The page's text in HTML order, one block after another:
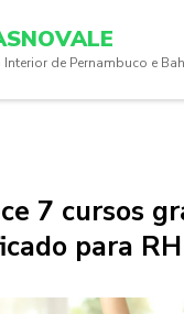
de Pernambuco e
7 cursos
para RH